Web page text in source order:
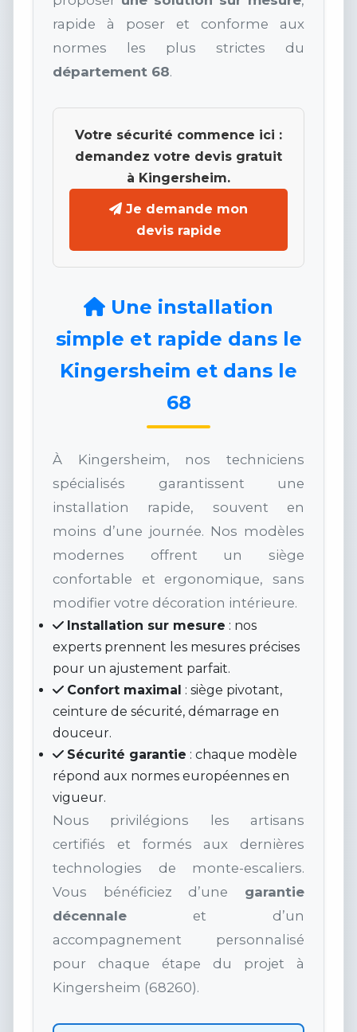
rapide à poser et conforme aux
normes les plus strictes du
département 68.
Votre sécurité commence ici :
demandez votre devis gratuit
à Kingersheim.
Je demande mon
devis rapide
Une installation
simple et rapide dans le
Kingersheim et dans le
68
À Kingersheim, nos techniciens
spécialisés garantissent une
installation rapide, souvent en
moins d’une journée. Nos modèles
modernes offrent un siège
confortable et ergonomique, sans
modifier votre décoration intérieure.
Installation sur mesure : nos
experts prennent les mesures précises
pour un ajustement parfait.
Confort maximal : siège pivotant,
ceinture de sécurité, démarrage en
douceur.
Sécurité garantie : chaque modèle
répond aux normes européennes en
vigueur.
Nous privilégions les artisans
certifiés et formés aux dernières
technologies de monte-escaliers.
Vous bénéficiez d’une garantie
décennale et d’un
accompagnement personnalisé
pour chaque étape du projet à
Kingersheim (68260).